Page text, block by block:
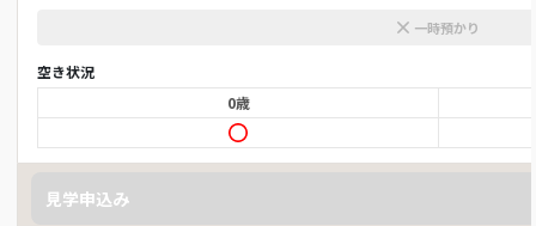
一時預かり
空き状況
0歳
見学申込み